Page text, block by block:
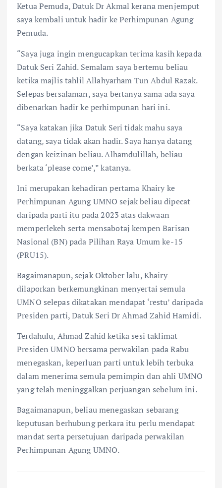
Ketua Pemuda, Datuk Dr Akmal kerana menjemput
saya kembali untuk hadir ke Perhimpunan Agung
Pemuda.
“Saya juga ingin mengucapkan terima kasih kepada
Datuk Seri Zahid. Semalam saya bertemu beliau
ketika majlis tahlil Allahyarham Tun Abdul Razak.
Selepas bersalaman, saya bertanya sama ada saya
dibenarkan hadir ke perhimpunan hari ini.
“Saya katakan jika Datuk Seri tidak mahu saya
datang, saya tidak akan hadir. Saya hanya datang
dengan keizinan beliau. Alhamdulillah, beliau
berkata ‘please come’,” katanya.
Ini merupakan kehadiran pertama Khairy ke
Perhimpunan Agung UMNO sejak beliau dipecat
daripada parti itu pada 2023 atas dakwaan
memperlekeh serta mensabotaj kempen Barisan
Nasional (BN) pada Pilihan Raya Umum ke-15
(PRU15).
Bagaimanapun, sejak Oktober lalu, Khairy
dilaporkan berkemungkinan menyertai semula
UMNO selepas dikatakan mendapat ‘restu’ daripada
Presiden parti, Datuk Seri Dr Ahmad Zahid Hamidi.
Terdahulu, Ahmad Zahid ketika sesi taklimat
Presiden UMNO bersama perwakilan pada Rabu
menegaskan, keperluan parti untuk lebih terbuka
dalam menerima semula pemimpin dan ahli UMNO
yang telah meninggalkan perjuangan sebelum ini.
Bagaimanapun, beliau menegaskan sebarang
keputusan berhubung perkara itu perlu mendapat
mandat serta persetujuan daripada perwakilan
Perhimpunan Agung UMNO.